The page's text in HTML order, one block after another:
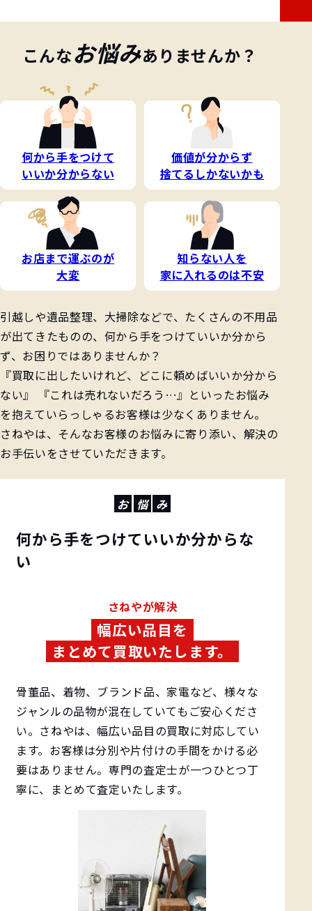
こんなお悩みありませんか？
何から手をつけて
いいか分からない
価値が分からず
捨てるしかないかも
お店まで運ぶのが
大変
知らない人を
家に入れるのは不安
引越しや遺品整理、大掃除などで、たくさんの不用品
が出てきたものの、何から手をつけていいか分から
ず、お困りではありませんか？
『買取に出したいけれど、どこに頼めばいいか分から
ない』 『これは売れないだろう…』といったお悩み
を抱えていらっしゃるお客様は少なくありません。
さねやは、そんなお客様のお悩みに寄り添い、解決の
お手伝いをさせていただきます。
お 悩 み
何から手をつけていいか分からな
い
️さねやが解決
幅広い品目を
まとめて買取いたします。
骨董品、着物、ブランド品、家電など、様々な
ジャンルの品物が混在していてもご安心くださ
い。さねやは、幅広い品目の買取に対応してい
ます。お客様は分別や片付けの手間をかける必
要はありません。専門の査定士が一つひとつ丁
寧に、まとめて査定いたします。